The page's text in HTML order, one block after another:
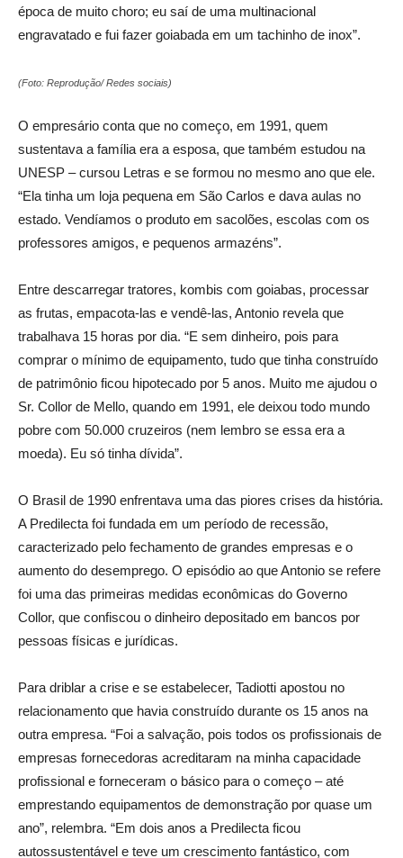
época de muito choro; eu saí de uma multinacional
engravatado e fui fazer goiabada em um tachinho de inox”.
(Foto: Reprodução/ Redes sociais)
O empresário conta que no começo, em 1991, quem
sustentava a família era a esposa, que também estudou na
UNESP – cursou Letras e se formou no mesmo ano que ele.
“Ela tinha um loja pequena em São Carlos e dava aulas no
estado. Vendíamos o produto em sacolões, escolas com os
professores amigos, e pequenos armazéns”.
Entre descarregar tratores, kombis com goiabas, processar
as frutas, empacota-las e vendê-las, Antonio revela que
trabalhava 15 horas por dia. “E sem dinheiro, pois para
comprar o mínimo de equipamento, tudo que tinha construído
de patrimônio ficou hipotecado por 5 anos. Muito me ajudou o
Sr. Collor de Mello, quando em 1991, ele deixou todo mundo
pobre com 50.000 cruzeiros (nem lembro se essa era a
moeda). Eu só tinha dívida”.
O Brasil de 1990 enfrentava uma das piores crises da história.
A Predilecta foi fundada em um período de recessão,
caracterizado pelo fechamento de grandes empresas e o
aumento do desemprego. O episódio ao que Antonio se refere
foi uma das primeiras medidas econômicas do Governo
Collor, que confiscou o dinheiro depositado em bancos por
pessoas físicas e jurídicas.
Para driblar a crise e se estabelecer, Tadiotti apostou no
relacionamento que havia construído durante os 15 anos na
outra empresa. “Foi a salvação, pois todos os profissionais de
empresas fornecedoras acreditaram na minha capacidade
profissional e forneceram o básico para o começo – até
emprestando equipamentos de demonstração por quase um
ano”, relembra. “Em dois anos a Predilecta ficou
autossustentável e teve um crescimento fantástico, com